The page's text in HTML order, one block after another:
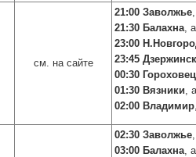
см. на сайте
21:00 Заволжье
21:30 Балахна,
23:00
23:45 Дзержинск
00:30 Гороховец
01:30 Вязники,
02:00 Владимир
02:30 Заволжье
03:00 Балахна,